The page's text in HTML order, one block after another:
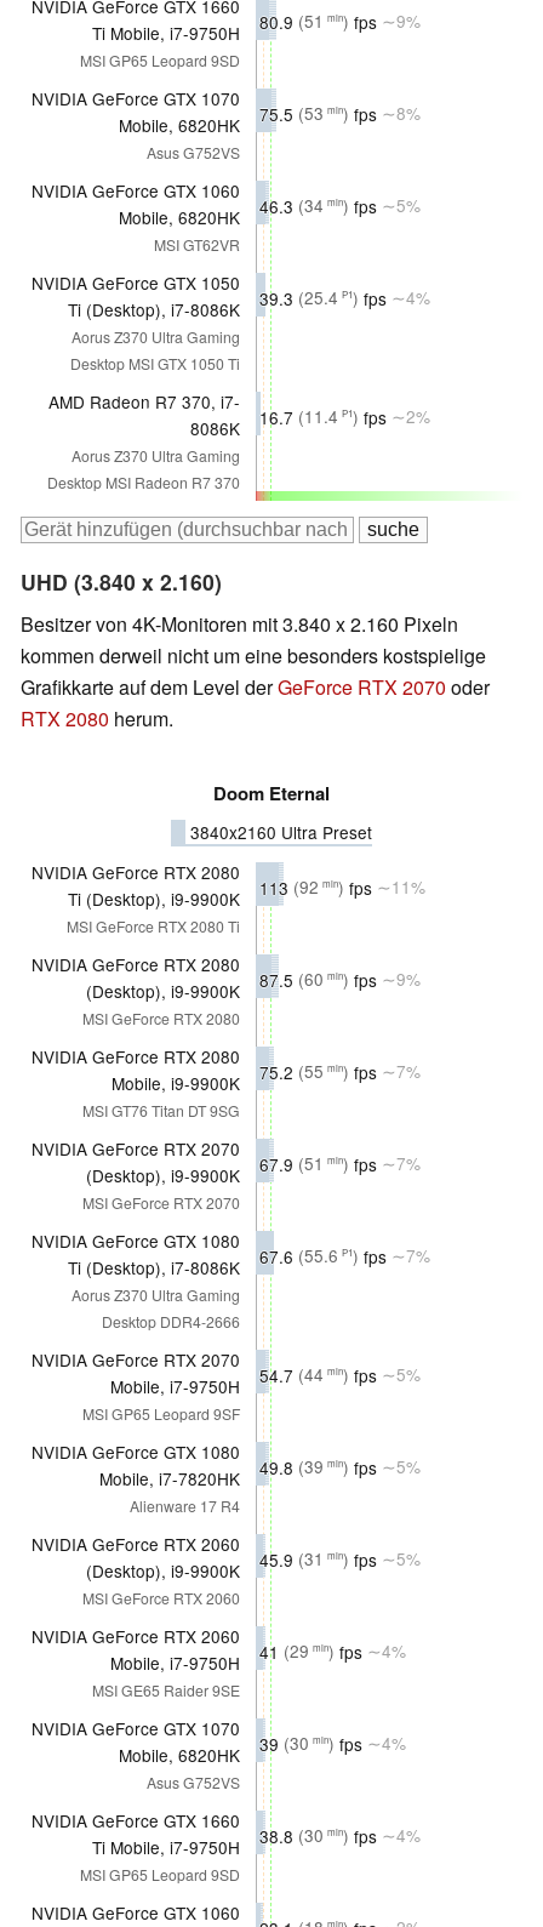
NVIDIA GeForce GTX 1660
Ti Mobile, i7-9750H
MSI GP65 Leopard 9SD
80.9 (51 min) fps ∼9%
NVIDIA GeForce GTX 1070
Mobile, 6820HK
Asus G752VS
75.5 (53 min) fps ∼8%
NVIDIA GeForce GTX 1060
Mobile, 6820HK
MSI GT62VR
46.3 (34 min) fps ∼5%
NVIDIA GeForce GTX 1050
Ti (Desktop), i7-8086K
Aorus Z370 Ultra Gaming
Desktop MSI GTX 1050 Ti
39.3 (25.4 P1) fps ∼4%
AMD Radeon R7 370, i7-
8086K
Aorus Z370 Ultra Gaming
Desktop MSI Radeon R7 370
16.7 (11.4 P1) fps ∼2%
UHD (3.840 x 2.160)
Besitzer von 4K-Monitoren mit 3.840 x 2.160 Pixeln
kommen derweil nicht um eine besonders kostspielige
Grafikkarte auf dem Level derGeForce RTX 2070 oder
RTX 2080 herum.
Doom Eternal
3840x2160 Ultra Preset
NVIDIA GeForce RTX 2080
Ti (Desktop), i9-9900K
MSI GeForce RTX 2080 Ti
113 (92 min) fps ∼11%
NVIDIA GeForce RTX 2080
(Desktop), i9-9900K
MSI GeForce RTX 2080
87.5 (60 min) fps ∼9%
NVIDIA GeForce RTX 2080
Mobile, i9-9900K
MSI GT76 Titan DT 9SG
75.2 (55 min) fps ∼7%
NVIDIA GeForce RTX 2070
(Desktop), i9-9900K
MSI GeForce RTX 2070
67.9 (51 min) fps ∼7%
NVIDIA GeForce GTX 1080
Ti (Desktop), i7-8086K
Aorus Z370 Ultra Gaming
Desktop DDR4-2666
67.6 (55.6 P1) fps ∼7%
NVIDIA GeForce RTX 2070
Mobile, i7-9750H
MSI GP65 Leopard 9SF
54.7 (44 min) fps ∼5%
NVIDIA GeForce GTX 1080
Mobile, i7-7820HK
Alienware 17 R4
49.8 (39 min) fps ∼5%
NVIDIA GeForce RTX 2060
(Desktop), i9-9900K
MSI GeForce RTX 2060
45.9 (31 min) fps ∼5%
NVIDIA GeForce RTX 2060
Mobile, i7-9750H
MSI GE65 Raider 9SE
41 (29 min) fps ∼4%
NVIDIA GeForce GTX 1070
Mobile, 6820HK
Asus G752VS
39 (30 min) fps ∼4%
NVIDIA GeForce GTX 1660
Ti Mobile, i7-9750H
MSI GP65 Leopard 9SD
38.8 (30 min) fps ∼4%
NVIDIA GeForce GTX 1060
min